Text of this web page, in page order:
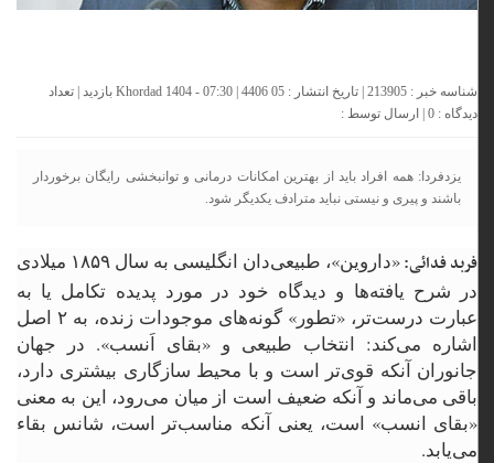
شناسه خبر : 213905 | تاریخ انتشار : 05 Khordad 1404 - 07:30 | 4406 بازدید | تعداد
دیدگاه :0 | ارسال توسط :
یزدفردا: همه افراد باید از بهترین امکانات درمانی و توانبخشی رایگان برخوردار
باشند و پیری و نیستی نباید مترادف یکدیگر شود.
فربد فدائی:
«داروین»، طبیعی‌دان انگلیسی به سال ۱۸۵۹ میلادی
در شرح یافته‌ها و دیدگاه خود در مورد پدیده تکامل یا به
عبارت درست‌تر، «تطور» گونه‌های موجودات زنده، به ۲ اصل
اشاره می‌کند: انتخاب طبیعی و «بقای اَنسب». در جهان
جانوران آنکه قوی‌تر است و با محیط سازگاری بیشتری دارد،
باقی می‌ماند و آنکه ضعیف است از میان می‌رود، این به معنی
«بقای انسب» است، یعنی آنکه مناسب‌تر است، شانس بقاء
می‌یابد.